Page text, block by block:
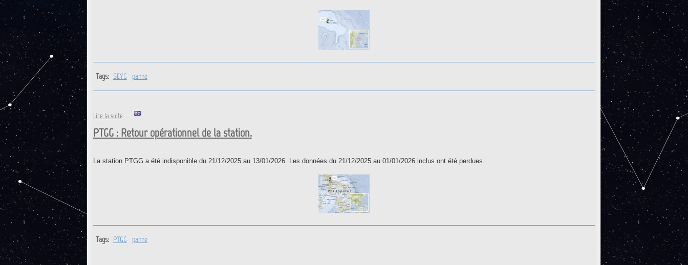
Tags: SEYG panne
Lire la suite de SEYG : Retour opérationnel de la station
PTGG : Retour opérationnel de la station.
La station PTGG a été indisponible du 21/12/2025 au 13/01/2026. Les données du 21/12/2025 au 01/01/2026 inclus ont été perdues.
Tags: PTGG panne